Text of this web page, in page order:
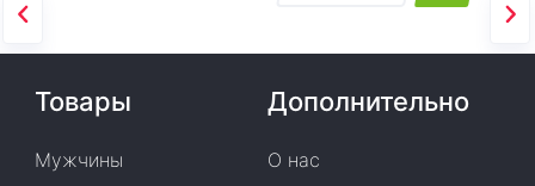
Товары
Мужчины
Дополнительно
О нас